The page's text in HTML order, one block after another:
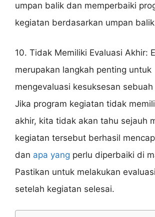
umpan balik dan memperbaiki
kegiatan berdasarkan umpan
10. Tidak Memiliki Evaluasi Akhir:
merupakan langkah penting untuk
mengevaluasi kesuksesan
Jika program kegiatan tidak
akhir, kita tidak akan tahu sejauh
kegiatan tersebut berhasil
dan apa yang perlu diperbaiki di
Pastikan untuk melakukan
setelah kegiatan selesai.